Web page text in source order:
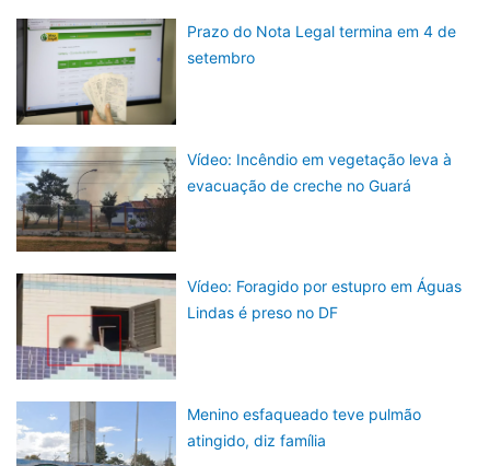
Prazo do Nota Legal termina em 4 de
setembro
Vídeo: Incêndio em vegetação leva à
evacuação de creche no Guará
Vídeo: Foragido por estupro em Águas
Lindas é preso no DF
Menino esfaqueado teve pulmão
atingido, diz família